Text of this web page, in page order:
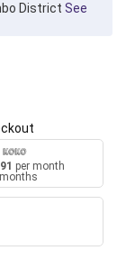
District See
per month